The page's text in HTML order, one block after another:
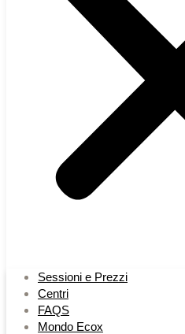
Sessioni e Prezzi
Centri
FAQS
Mondo Ecox